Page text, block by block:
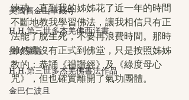
美國舊金山華藏寺
H.H.第三世多杰羌佛西洋畫
拉珍聖德
H.H.第三世多杰羌佛書法作品
金巴仁波且
練功。直到我的姊姊花了近一年的時間
不斷地教我學習佛法，讓我相信只有正
法能了脫生死，不要再浪費時間。那時
雖然還沒有正式到佛堂，只是按照姊姊
教的：恭誦《禮讚經》及《綠度母心
咒》，但也確實離開了氣功團體。